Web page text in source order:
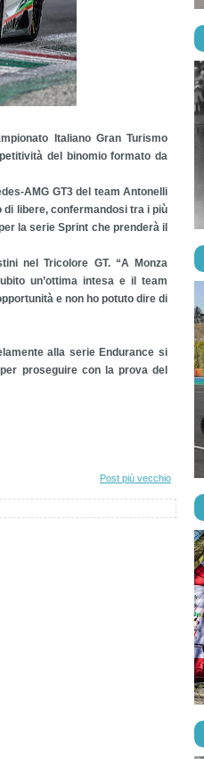
Italiano Gran Turismo
del binomio formato da
AMG GT3 del team Antonelli
libere, confermandosi tra i più
la serie Sprint che prenderà il
nel Tricolore GT. “A Monza
un’ottima intesa e il team
e non ho potuto dire di
alla serie Endurance si
proseguire con la prova del
Post più vecchio